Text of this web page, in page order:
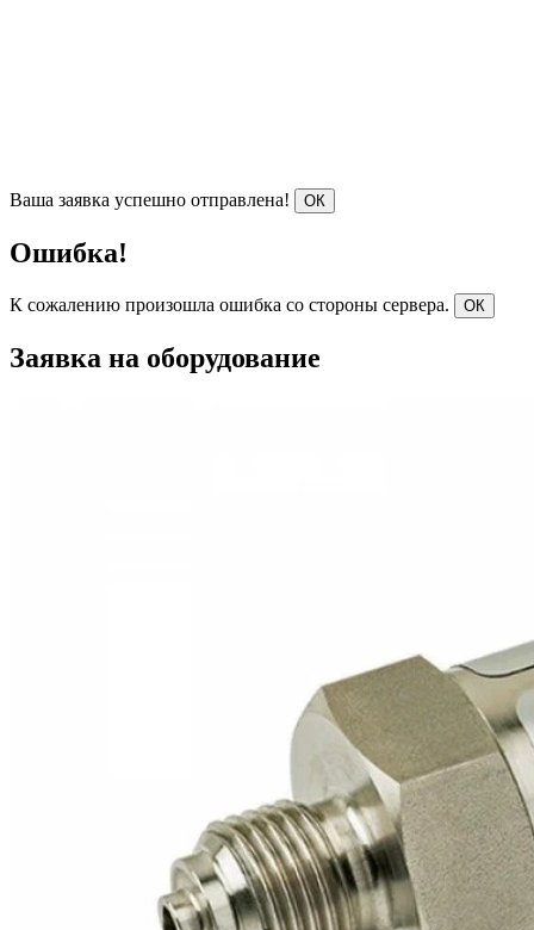
Ваша заявка успешно отправлена! ОК
Ошибка!
К сожалению произошла ошибка со стороны сервера. ОК
Заявка на оборудование